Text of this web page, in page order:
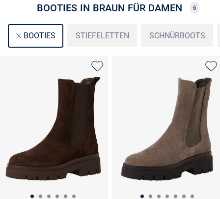
BOOTIES IN BRAUN FÜR DAMEN 6
BOOTIES STIEFELETTEN SCHNÜRBOOTS